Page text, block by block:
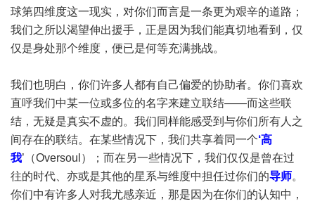
球第四维度这一现实，对你们而言是一条更为艰辛的道路；
我们之所以渴望伸出援手，正是因为我们能真切地看到，仅
仅是身处那个维度，便已是何等充满挑战。
我们也明白，你们许多人都有自己偏爱的协助者。你们喜欢
直呼我们中某一位或多位的名字来建立联结——而这些联
结，无疑是真实不虚的。我们同样能感受到与你们所有人之
间存在的联结。在某些情况下，我们共享着同一个‘高
我’（Oversoul）；而在另一些情况下，我们仅仅是曾在过
往的时代、亦或是其他的星系与维度中担任过你们的导师。
你们中有许多人对我尤感亲近，那是因为在你们的认知中，